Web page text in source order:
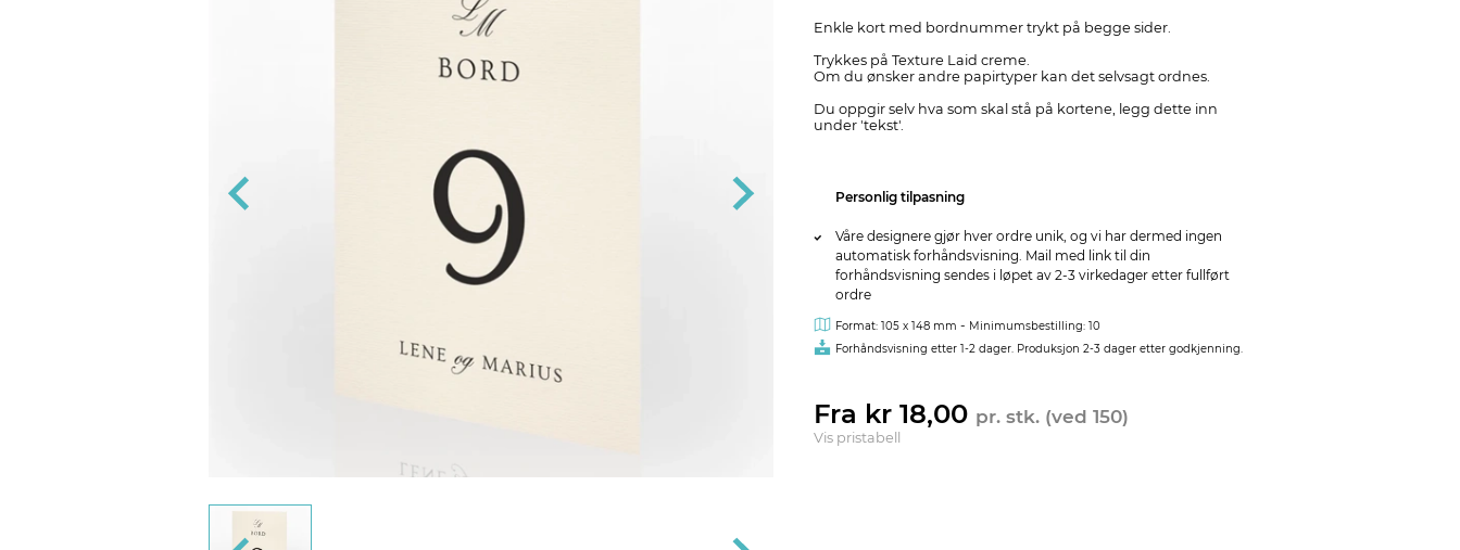
Enkle kort med bordnummer trykt på begge sider.
Trykkes på Texture Laid creme.
Om du ønsker andre papirtyper kan det selvsagt ordnes.
Du oppgir selv hva som skal stå på kortene, legg dette inn
under 'tekst'.
Personlig tilpasning
Våre designere gjør hver ordre unik, og vi har dermed ingen
automatisk forhåndsvisning. Mail med link til din
forhåndsvisning sendes i løpet av 2-3 virkedager etter fullført
ordre
Format: 105 x 148 mm - Minimumsbestilling: 10
Forhåndsvisning etter 1-2 dager. Produksjon 2-3 dager etter godkjenning.
Fra kr 18,00 pr. stk. (ved 150)
Vis pristabell